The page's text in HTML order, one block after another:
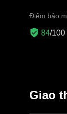
Điểm bảo
84/100
Giao